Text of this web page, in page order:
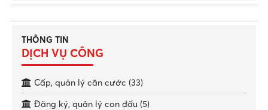
THÔNG TIN
DỊCH VỤ CÔNG
Cấp, quản lý căn cước (33)
Đăng ký, quản lý con dấu (5)